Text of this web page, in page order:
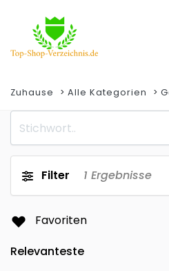
Zuhause Alle Kategorien
Filter 1 Ergebnisse
Favoriten